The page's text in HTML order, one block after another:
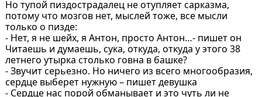
Но тупой пиздострадалец не отупляет сарказма,
потому что мозгов нет, мыслей тоже, все мысли
только о пизде:
- Нет, я не шейх, я Антон, просто Антон…- пишет он
Читаешь и думаешь, сука, откуда, откуда у этого 38
летнего утырка столько говна в башке?
- Звучит серьезно. Но ничего из всего многообразия,
сердце выберет нужную – пишет девушка
- Сердце нас порой обманывает и это чуть ли не